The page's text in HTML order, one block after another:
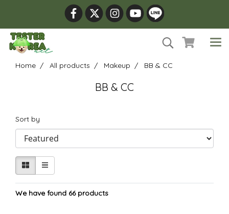
Home All products Makeup BB & CC
BB & CC
Sort by
We have found 66 products